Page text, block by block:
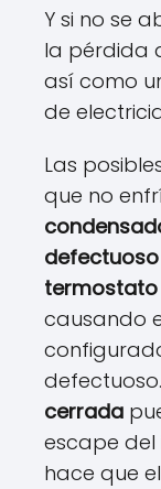
Y si no se
la pérdida
así como
de
Las
que no
defectuoso
termostato
causando
cerrada
escape del
hace que